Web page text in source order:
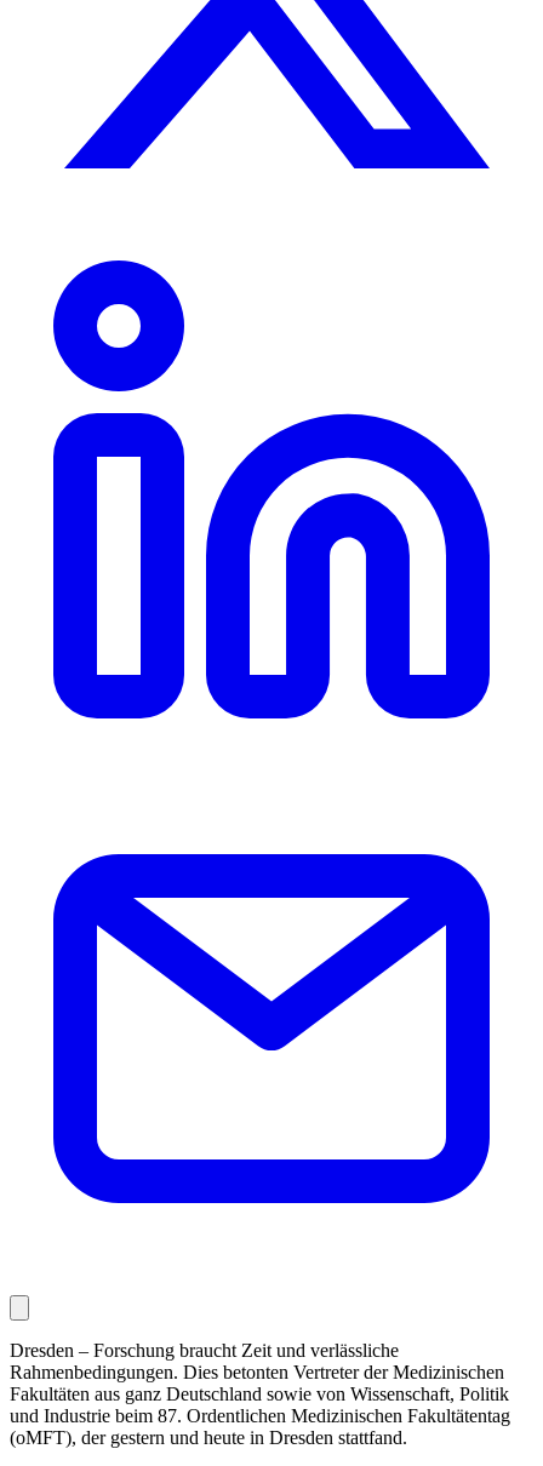
Dresden – Forschung braucht Zeit und verlässliche
Rahmenbedingungen. Dies betonten Vertreter der Medizinischen
Fakultäten aus ganz Deutschland sowie von Wissenschaft, Politik
und Industrie beim 87. Ordentlichen Medizinischen Fakultätentag
(oMFT), der gestern und heute in Dresden stattfand.